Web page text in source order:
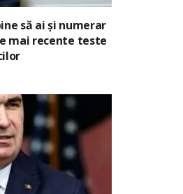
să ai și numerar
mai recente teste